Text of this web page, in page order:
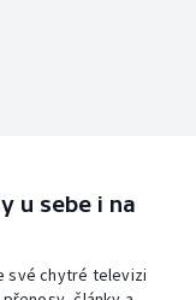
u sebe i na
své chytré televizi